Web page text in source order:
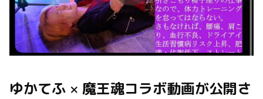
ゆかてふ × 魔王魂コラボ動画が公開さ